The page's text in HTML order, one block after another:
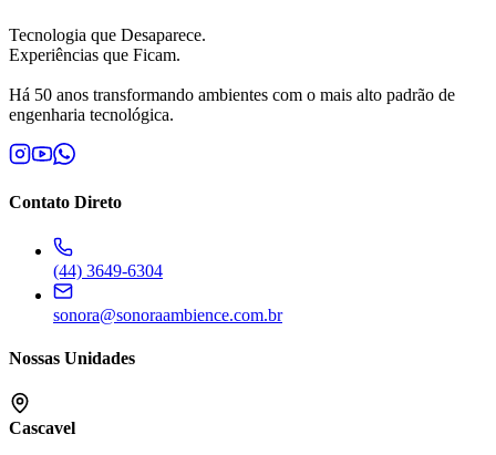
Tecnologia que Desaparece.
Experiências que Ficam.
Há 50 anos transformando ambientes com o mais alto padrão de
engenharia tecnológica.
Contato Direto
(44) 3649-6304
sonora@sonoraambience.com.br
Nossas Unidades
Cascavel